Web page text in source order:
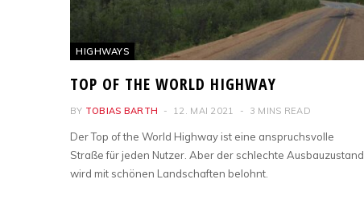
HIGHWAYS
TOP OF THE WORLD HIGHWAY
BY TOBIAS BARTH 12. MAI 2021 3 MINS READ
Der Top of the World Highway ist eine anspruchsvolle
Straße für jeden Nutzer. Aber der schlechte Ausbauzustand
wird mit schönen Landschaften belohnt.